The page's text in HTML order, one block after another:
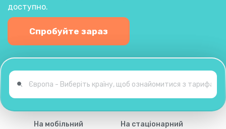
доступно.
Спробуйте зараз
На мобільний
На стаціонарний